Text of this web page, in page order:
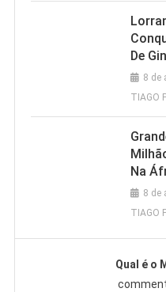
De
8 de
TIAGO
Na
8 de
TIAGO
Qual é o